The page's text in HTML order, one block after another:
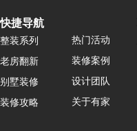
快捷导航
整装系列
老房翻新
别墅装修
装修攻略
热门活动
装修案例
设计团队
关于有家